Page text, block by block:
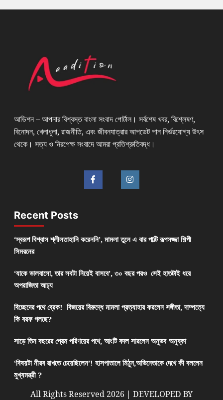
আডিশন – আপনার বিশ্বস্ত বাংলা সংবাদ পোর্টাল। সর্বশেষ খবর, বিশ্লেষণ,
বিনোদন, খেলাধুলা, রাজনীতি, এবং জীবনযাত্রার আপডেট পান নির্ভরযোগ্য উৎস
থেকে। সত্য ও নিরপেক্ষ সংবাদে আমরা প্রতিশ্রুতিবদ্ধ।
Recent Posts
‘স্বরূপ বিশ্বাস শ্লীলতাহানি করেননি’, মামলা তুলে এ বার পাল্টি রূপসজ্জা শিল্পী
সিমরনের
‘যাকে ভালবাসো, তার সবটা নিয়েই বাসবে’, ৩০ বছর পরও সেই হাতটাই ধরে
অপরাজিতা আঢ্য
বিচ্ছেদের পথে ব্রেক! বিজয়ের বিরুদ্ধে মামলা প্রত্যাহার করলেন সঙ্গীতা, দাম্পত্যে
কি বরফ গলছে?
সাড়ে তিন বছরের প্রেম পরিণয়ের পথে, আংটি বদল সারলেন অনুভব-অনুষ্কা
‘বিষয়টা নীরব রাখতে চেয়েছিলেন’! হাসপাতালে মিঠুন,অভিনেতাকে দেখে কী বললেন
মুখ্যমন্ত্রী ?
All Rights Reserved 2026 | DEVELOPED BY